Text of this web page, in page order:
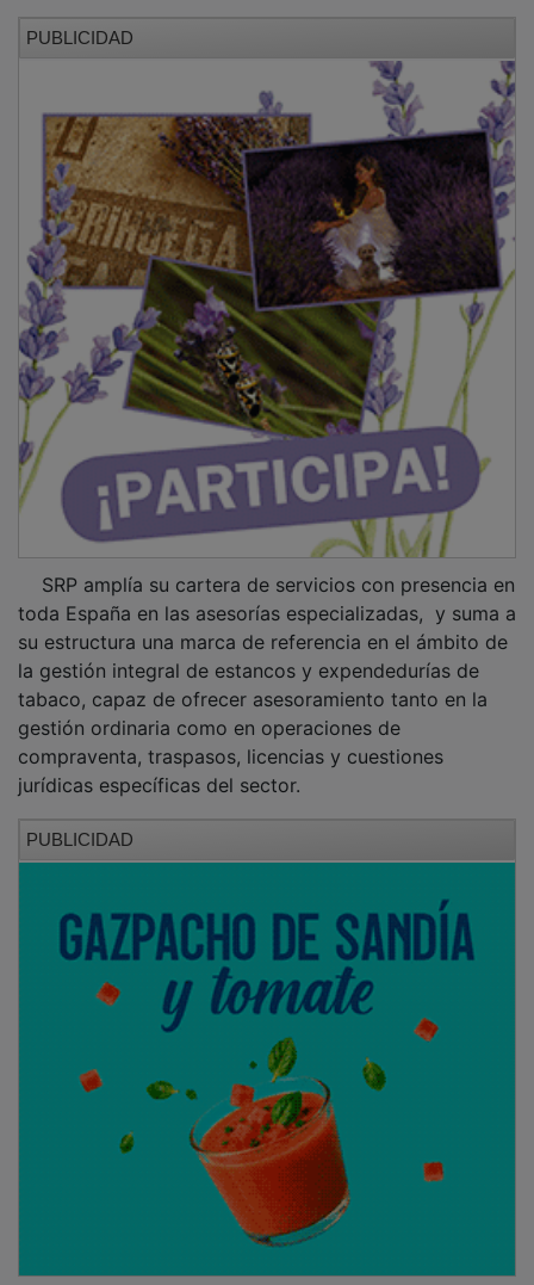
toda España en las asesorías especializadas, y suma a
su estructura una marca de referencia en el ámbito de
la gestión integral de estancos y expendedurías de
tabaco, capaz de ofrecer asesoramiento tanto en la
gestión ordinaria como en operaciones de
compraventa, traspasos, licencias y cuestiones
jurídicas específicas del sector.